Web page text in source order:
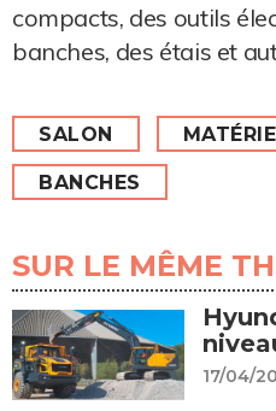
compacts, des outils
banches, des étais et
SALON
BANCHES
SUR LE MÊME
17/04/